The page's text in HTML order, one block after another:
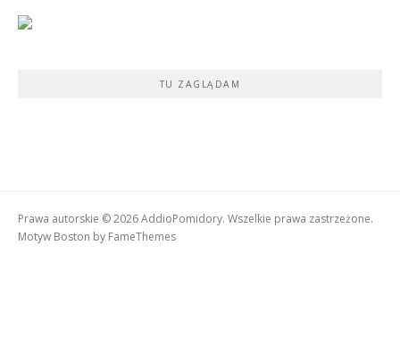
TU ZAGLĄDAM
Prawa autorskie © 2026 AddioPomidory. Wszelkie prawa zastrzeżone.
Motyw Boston by FameThemes